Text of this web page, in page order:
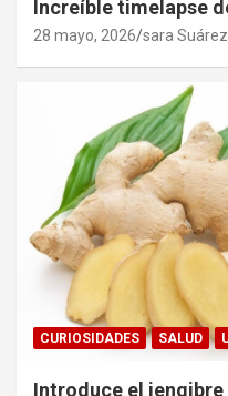
Increíble timelapse
28 mayo, 2026 sara Suárez
CURIOSIDADES SALUD
Introduce el jengibre